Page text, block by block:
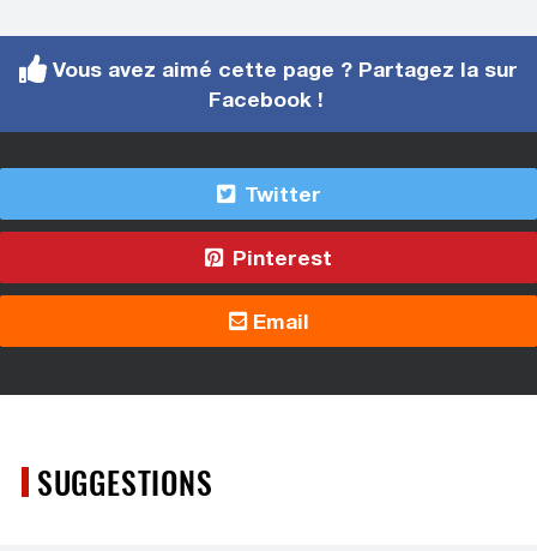
Vous avez aimé cette page ? Partagez la sur
Facebook !
Twitter
Pinterest
Email
SUGGESTIONS